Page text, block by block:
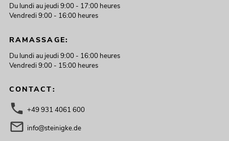
Du lundi au jeudi 9:00 - 17:00 heures
Vendredi 9:00 - 16:00 heures
RAMASSAGE:
Du lundi au jeudi 9:00 - 16:00 heures
Vendredi 9:00 - 15:00 heures
CONTACT:
+49 931 4061 600
info@steinigke.de